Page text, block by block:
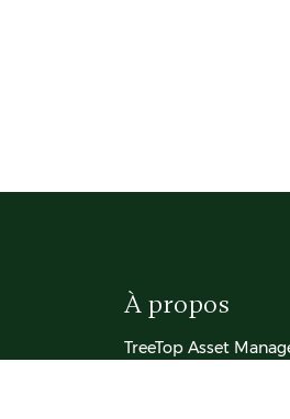
À propos
TreeTop Asset